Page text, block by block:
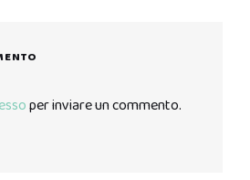
per inviare un commento.